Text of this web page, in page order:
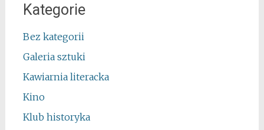
Kategorie
Bez kategorii
Galeria sztuki
Kawiarnia literacka
Kino
Klub historyka